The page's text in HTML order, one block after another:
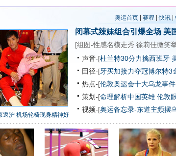
奥运首页| 赛程 |快讯|
返沪 机场轮椅现身精神好
闭幕式辣妹组合引爆全场 美
[组图-性感名模走秀 徐莉佳微笑
声音-[杜兰特30分力擒西班牙
田径-[牙买加接力夺冠博尔特3
热点-[伦敦奥运会十大乌龙事件
策划-[命理解析中国英雄 伦敦
视频-[奥运备忘录-东道主频摆